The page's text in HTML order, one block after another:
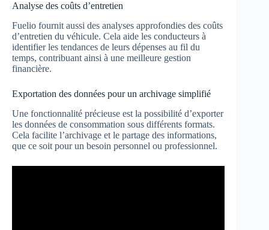
Analyse des coûts d’entretien
Fuelio fournit aussi des analyses approfondies des coûts
d’entretien du véhicule. Cela aide les conducteurs à
identifier les tendances de leurs dépenses au fil du
temps, contribuant ainsi à une meilleure gestion
financière.
Exportation des données pour un archivage simplifié
Une fonctionnalité précieuse est la possibilité d’exporter
les données de consommation sous différents formats.
Cela facilite l’archivage et le partage des informations,
que ce soit pour un besoin personnel ou professionnel.